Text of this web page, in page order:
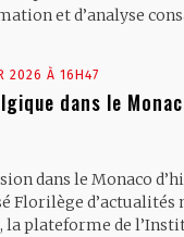
et d’analyse
2026 À 16H47
dans le
dans le Monaco
Florilège d’actualités
la plateforme de